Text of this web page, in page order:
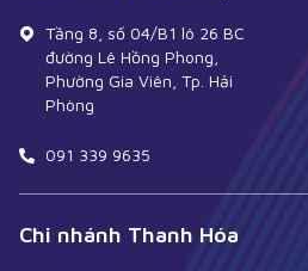
Tầng 8, số 04/B1 lô 26 BC
đường Lê Hồng Phong,
Phường Gia Viên, Tp. Hải
Phòng
091 339 9635
Chi nhánh Thanh Hóa